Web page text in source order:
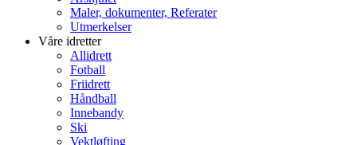
Maler, dokumenter, Referater
Utmerkelser
Våre idretter
Allidrett
Fotball
Friidrett
Håndball
Innebandy
Ski
Vektløfting